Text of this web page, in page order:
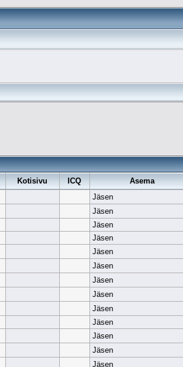
Kotisivu ICQ Asema
Jäsen
Jäsen
Jäsen
Jäsen
Jäsen
Jäsen
Jäsen
Jäsen
Jäsen
Jäsen
Jäsen
Jäsen
Jäsen